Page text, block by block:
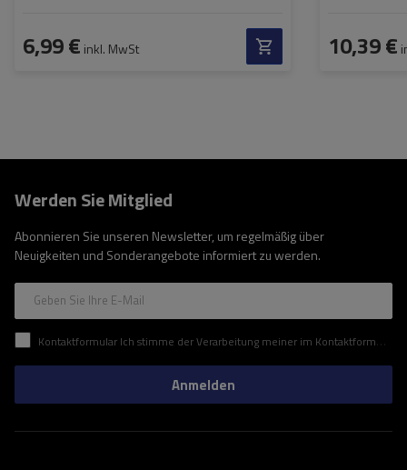
6,99 € inkl. MwSt 10,39 €
Werden Sie Mitglied
Abonnieren Sie unseren Newsletter, um regelmäßig über
Neuigkeiten und Sonderangebote informiert zu werden.
Geben Sie Ihre E-Mail
Kontaktformular Ich stimme der Verarbeitung meiner im Kontaktformular enthaltenen personenbezogenen Daten gemäß der Verordnung (EU) des Europäischen Parlaments und des Rates zu.
Anmelden